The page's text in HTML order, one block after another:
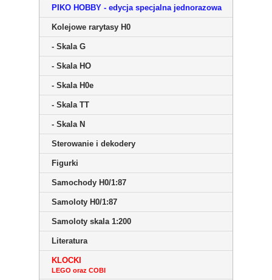
PIKO HOBBY - edycja specjalna jednorazowa
Kolejowe rarytasy H0
- Skala G
- Skala HO
- Skala H0e
- Skala TT
- Skala N
Sterowanie i dekodery
Figurki
Samochody H0/1:87
Samoloty H0/1:87
Samoloty skala 1:200
Literatura
KLOCKI
LEGO oraz COBI